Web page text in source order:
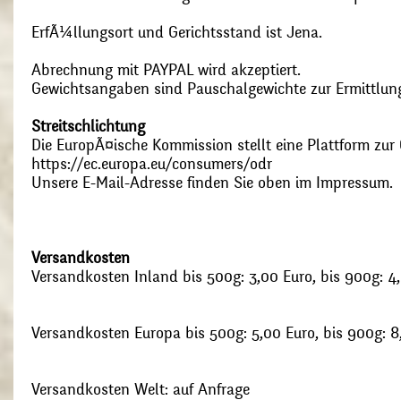
ErfÃ¼llungsort und Gerichtsstand ist Jena.
Abrechnung mit PAYPAL wird akzeptiert.
Gewichtsangaben sind Pauschalgewichte zur
Streitschlichtung
Die EuropÃ¤ische Kommission stellt eine Plattform
https://ec.europa.eu/consumers/odr
Unsere E-Mail-Adresse finden Sie oben im Impressum.
Versandkosten
Versandkosten Inland bis 500g: 3,00 Euro, bis 900g:
Versandkosten Europa bis 500g: 5,00 Euro, bis 900g:
Versandkosten Welt: auf Anfrage